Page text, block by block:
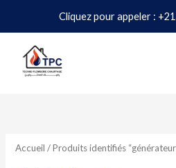
Cliquez pour appeler :
contenu
Accueil / Produits identifiés